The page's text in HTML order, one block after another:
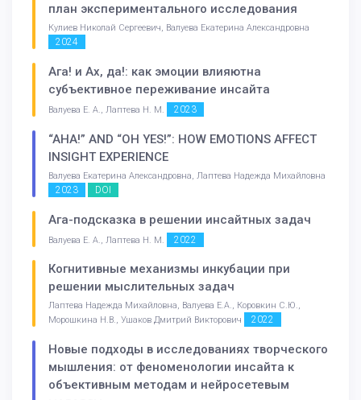
план экспериментального исследования
Кулиев Николай Сергеевич, Валуева Екатерина Александровна
2024
Ага! и Ах, да!: как эмоции влияютна
субъективное переживание инсайта
Валуева Е. А., Лаптева Н. М. 2023
“AHA!” AND “OH YES!”: HOW EMOTIONS AFFECT
INSIGHT EXPERIENCE
Валуева Екатерина Александровна, Лаптева Надежда Михайловна
2023 DOI
Ага-подсказка в решении инсайтных задач
Валуева Е. А., Лаптева Н. М. 2022
Когнитивные механизмы инкубации при
решении мыслительных задач
Лаптева Надежда Михайловна, Валуева Е.А., Коровкин С.Ю.,
Морошкина Н.В., Ушаков Дмитрий Викторович
2022
Новые подходы в исследованиях творческого
мышления: от феноменологии инсайта к
объективным методам и нейросетевым